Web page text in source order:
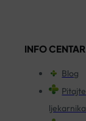
INFO CENTAR
Blog
Pitajte
ljekarnika